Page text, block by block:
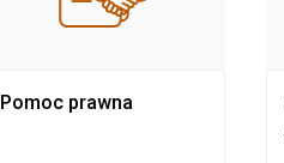
Pomoc prawna